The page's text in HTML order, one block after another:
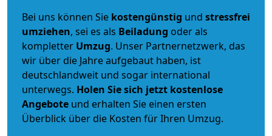
Bei uns können Sie kostengünstig und stressfrei
umziehen, sei es als Beiladung oder als
kompletter Umzug. Unser Partnernetzwerk, das
wir über die Jahre aufgebaut haben, ist
deutschlandweit und sogar international
unterwegs. Holen Sie sich jetzt kostenlose
Angebote und erhalten Sie einen ersten
Überblick über die Kosten für Ihren Umzug.